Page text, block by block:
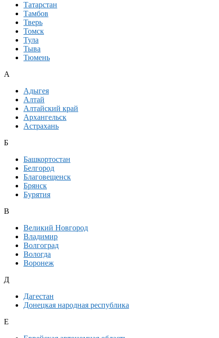
Татарстан
Тамбов
Тверь
Томск
Тула
Тыва
Тюмень
А
Адыгея
Алтай
Алтайский край
Архангельск
Астрахань
Б
Башкортостан
Белгород
Благовещенск
Брянск
Бурятия
В
Великий Новгород
Владимир
Волгоград
Вологда
Воронеж
Д
Дагестан
Донецкая народная республика
Е